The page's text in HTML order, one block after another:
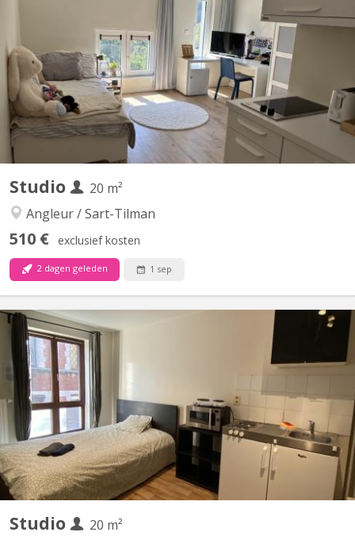
le studio totalement indépendant se trouve dans un vaste
complexe consacré uniquement aux étudiants, l'étudiant qui loue
le studio a accès à de vastes communs (350 mètres
carrés)comprenant salle d'étude, de billard , tv, salle de sport
équipée, grande cuisine et salle à manger, laverie équipée de...
Studio
20 m²
Angleur / Sart-Tilman
510 € exclusief kosten
2 dagen geleden 1 sep
KL 16009
Très beau studio meublé de 20m2 dans la magnifique Résidence
Etudiants "Brain and Forest". Situé à Tilff - Angleur : au pied du
Campus du Sart-Tilman et du CHU dans un cadre de verdure
exceptionnel, le long du Ravel (Ourthe) et proche des transports
en commun. Description de la résidence: 350 m²...
Studio
20 m²